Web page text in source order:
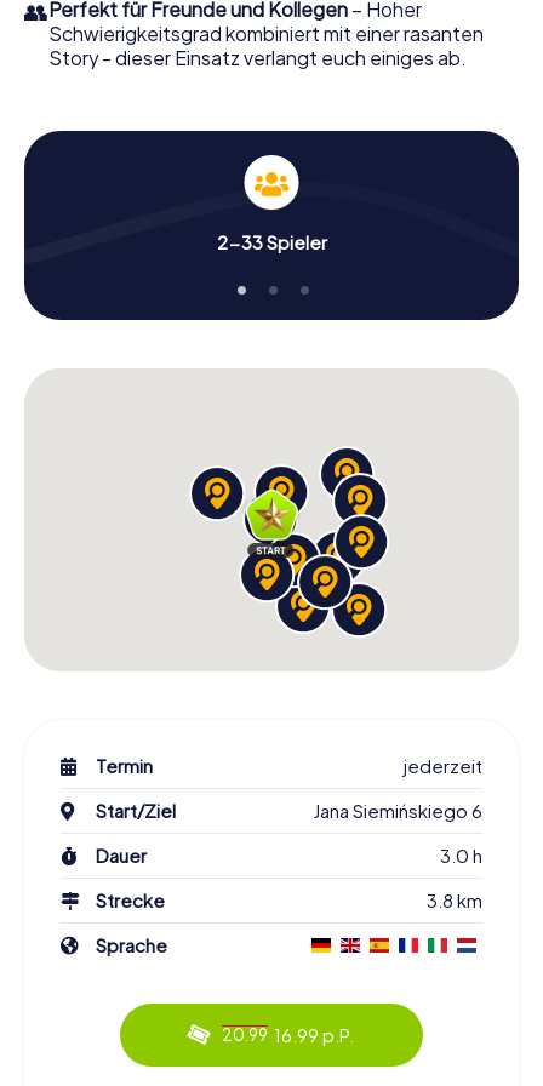
👥Perfekt für Freunde und Kollegen – Hoher
Schwierigkeitsgrad kombiniert mit einer rasanten
Story - dieser Einsatz verlangt euch einiges ab.
2-33 Spieler
Termin
jederzeit
Start/Ziel
Jana Siemińskiego 6
Dauer
3.0 h
Strecke
3.8 km
Sprache
20.99 16.99 p.P.